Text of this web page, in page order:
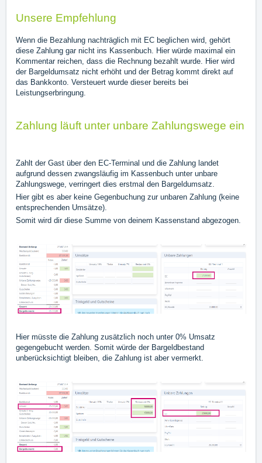
Unsere Empfehlung
Wenn die Bezahlung nachträglich mit EC beglichen wird, gehört
diese Zahlung gar nicht ins Kassenbuch. Hier würde maximal ein
Kommentar reichen, dass die Rechnung bezahlt wurde. Hier wird
der Bargeldumsatz nicht erhöht und der Betrag kommt direkt auf
das Bankkonto. Versteuert wurde dieser bereits bei
Leistungserbringung.
Zahlung läuft unter unbare Zahlungswege ein
Zahlt der Gast über den EC-Terminal und die Zahlung landet
aufgrund dessen zwangsläufig im Kassenbuch unter unbare
Zahlungswege, verringert dies erstmal den Bargeldumsatz.
Hier gibt es aber keine Gegenbuchung zur unbaren Zahlung (keine
entsprechenden Umsätze).
Somit wird dir diese Summe von deinem Kassenstand abgezogen.
Hier müsste die Zahlung zusätzlich noch unter 0% Umsatz
gegengebucht werden. Somit würde der Bargeldbestand
unberücksichtigt bleiben, die Zahlung ist aber vermerkt.